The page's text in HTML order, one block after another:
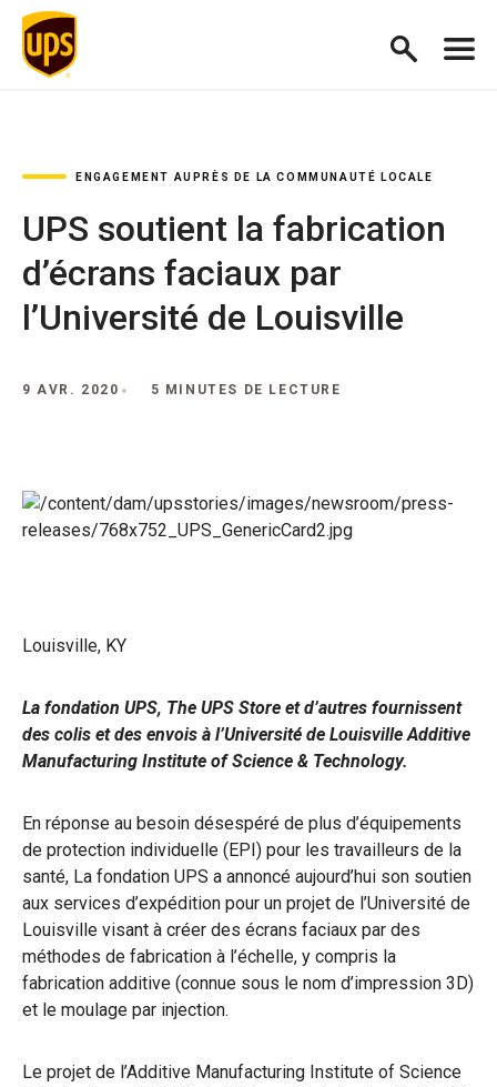
ENGAGEMENT AUPRÈS DE LA COMMUNAUTÉ LOCALE
UPS soutient la fabrication
d’écrans faciaux par
l’Université de Louisville
9 AVR. 2020 5 MINUTES DE LECTURE
Louisville, KY
La fondation UPS, The UPS Store et d’autres fournissent
des colis et des envois à l’Université de Louisville Additive
Manufacturing Institute of Science & Technology.
En réponse au besoin désespéré de plus d’équipements
de protection individuelle (EPI) pour les travailleurs de la
santé, La fondation UPS a annoncé aujourd’hui son soutien
aux services d’expédition pour un projet de l’Université de
Louisville visant à créer des écrans faciaux par des
méthodes de fabrication à l’échelle, y compris la
fabrication additive (connue sous le nom d’impression 3D)
et le moulage par injection.
Le projet de l’Additive Manufacturing Institute of Science